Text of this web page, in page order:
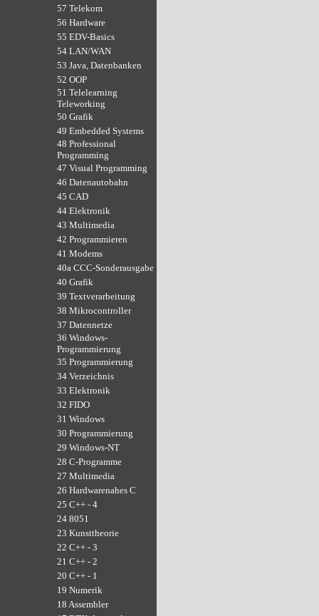
57 Telekom
56 Hardware
55 EDV-Basics
54 LAN/WAN
53 Java, Datenbanken
52 OOP
51 Telelearning
Teleworking
50 Grafik
49 Embedded Systems
48 Professional
Programming
47 Visual Programming
46 Datenautobahn
45 CAD
44 Elektronik
43 Multimedia
42 Programmieren
41 Modems
40a CCC-Sonderausgabe
40 Grafik
39 Textverarbeitung
38 Mikrocontroller
37 Datennetze
36 Windows-
Programmierung
35 Programmierung
34 Verzeichnis
33 Elektronik
32 FIDO
31 Windows
30 Programmierung
29 Windows-NT
28 C-Programme
27 Multimedia
26 Hardwarenahes C
25 C++ - 4
24 8051
23 Kunsttheorie
22 C++ - 3
21 C++ - 2
20 C++ - 1
19 Numerik
18 Assembler